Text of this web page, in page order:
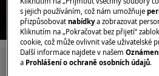
Hledejte v našich
s jejich používáním, což nám umožňuje
přizpůsobovatnabídkya zobrazovat
Kliknutím na „Pokračovat bez přijetí“
cookie, což může ovlivnit vaše uživatelské
Další informace najdete v našem
a Prohlášení o ochraně osobních údajů.